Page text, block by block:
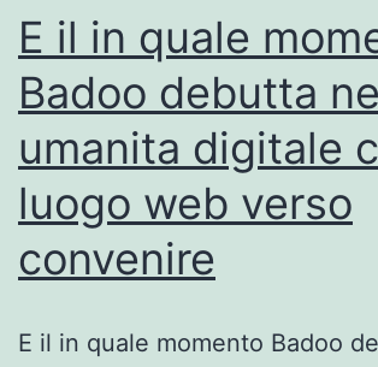
E il in quale
Badoo debutta
umanita digitale
luogo web verso
convenire
E il in quale momento Badoo